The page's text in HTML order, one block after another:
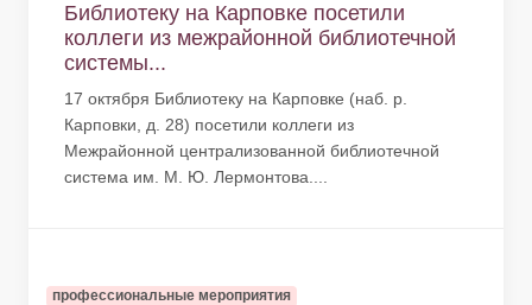
Библиотеку на Карповке посетили
коллеги из межрайонной библиотечной
системы...
17 октября Библиотеку на Карповке (наб. р.
Карповки, д. 28) посетили коллеги из
Межрайонной централизованной библиотечной
система им. М. Ю. Лермонтова....
профессиональные мероприятия